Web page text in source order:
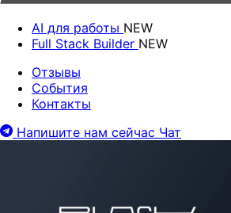
AI для работы NEW
Full Stack Builder NEW
Отзывы
События
Контакты
Напишите нам сейчас Чат